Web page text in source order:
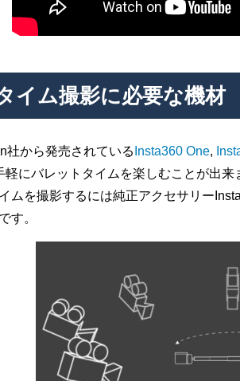
イム撮影に必要な機材
社から発売されている Insta360 One
にバレットタイムを楽しむことが出来
ムを撮影するには純正アクセサリー
す。